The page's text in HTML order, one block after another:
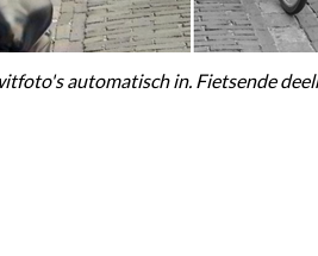
automatisch in. Fietsende